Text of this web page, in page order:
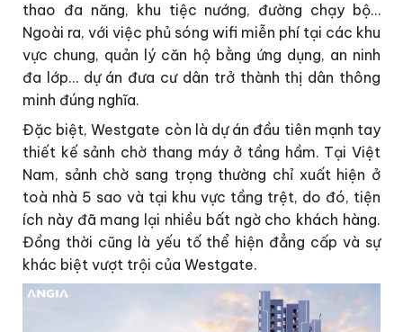
thao đa năng, khu tiệc nướng, đường chạy bộ…
Ngoài ra, với việc phủ sóng wifi miễn phí tại các khu
vực chung, quản lý căn hộ bằng ứng dụng, an ninh
đa lớp… dự án đưa cư dân trở thành thị dân thông
minh đúng nghĩa.
Đặc biệt, Westgate còn là dự án đầu tiên mạnh tay
thiết kế sảnh chờ thang máy ở tầng hầm. Tại Việt
Nam, sảnh chờ sang trọng thường chỉ xuất hiện ở
toà nhà 5 sao và tại khu vực tầng trệt, do đó, tiện
ích này đã mang lại nhiều bất ngờ cho khách hàng.
Đồng thời cũng là yếu tố thể hiện đẳng cấp và sự
khác biệt vượt trội của Westgate.